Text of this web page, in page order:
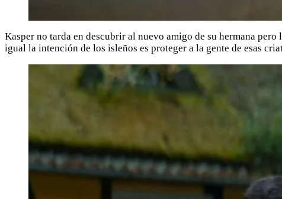
Kasper no tarda en descubrir al nuevo amigo de su hermana
igual la intención de los isleños es proteger a la gente de esas